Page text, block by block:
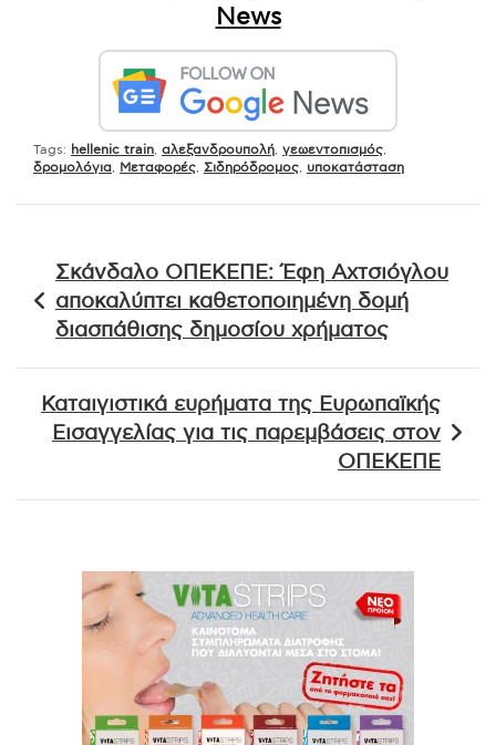
News
Tags: hellenic train αλεξανδρουπολή γεωεντοπισμός
δρομολόγια
Μεταφορές Σιδηρόδρομος υποκατάσταση
άρθρων
Σκάνδαλο ΟΠΕΚΕΠΕ: Έφη Αχτσιόγλου
αποκαλύπτει καθετοποιημένη δομή
διασπάθισης δημοσίου χρήματος
Καταιγιστικά ευρήματα της Ευρωπαϊκής
Εισαγγελίας για τις παρεμβάσεις στον
ΟΠΕΚΕΠΕ